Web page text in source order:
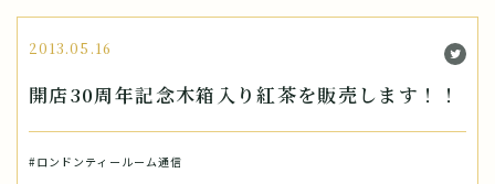
2013.05.16
開店30周年記念木箱入り紅茶を販売します！！
#ロンドンティールーム通信